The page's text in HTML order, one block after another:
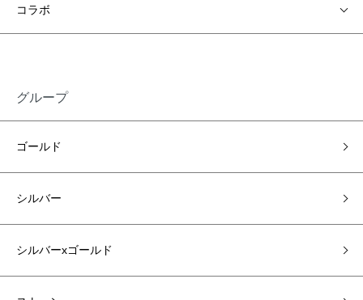
コラボ
グループ
ゴールド
シルバー
シルバーxゴールド